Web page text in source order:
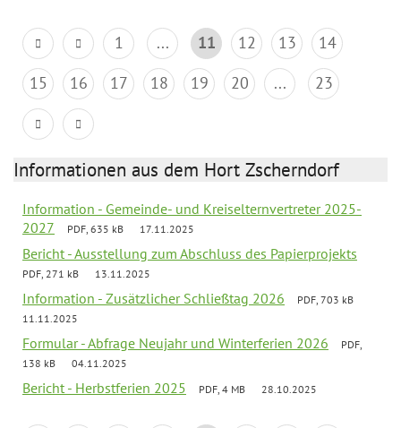
1 ... 11 12 13
14
15
16 17 18 19 20 ... 23
Informationen aus dem Hort Zscherndorf
Information - Gemeinde- und Kreiselternvertreter 2025-
2027
PDF, 635 kB 17.11.2025
Bericht - Ausstellung zum Abschluss des Papierprojekts
PDF, 271 kB 13.11.2025
Information - Zusätzlicher Schließtag 2026
PDF, 703 kB
11.11.2025
Formular - Abfrage Neujahr und Winterferien 2026
PDF,
138 kB
04.11.2025
Bericht - Herbstferien 2025 PDF, 4 MB 28.10.2025